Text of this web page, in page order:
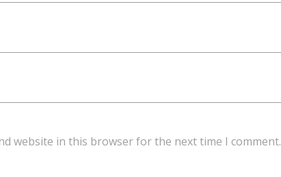
website in this browser for the next time I comment.